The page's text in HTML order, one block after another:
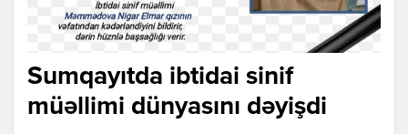
Sumqayıtda ibtidai sinif
müəllimi dünyasını dəyişdi